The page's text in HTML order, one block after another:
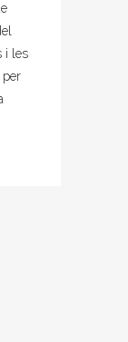
i les
per